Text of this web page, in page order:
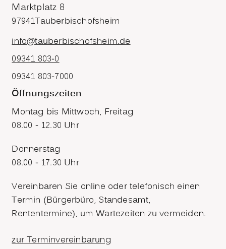
Marktplatz 8
97941Tauberbischofsheim
info@tauberbischofsheim.de
09341 803-0
09341 803-7000
Öffnungszeiten
Montag bis Mittwoch, Freitag
08.00 - 12.30 Uhr
Donnerstag
08.00 - 17.30 Uhr
Vereinbaren Sie online oder telefonisch einen
Termin (Bürgerbüro, Standesamt,
Rententermine), um Wartezeiten zu vermeiden.
zur Terminvereinbarung